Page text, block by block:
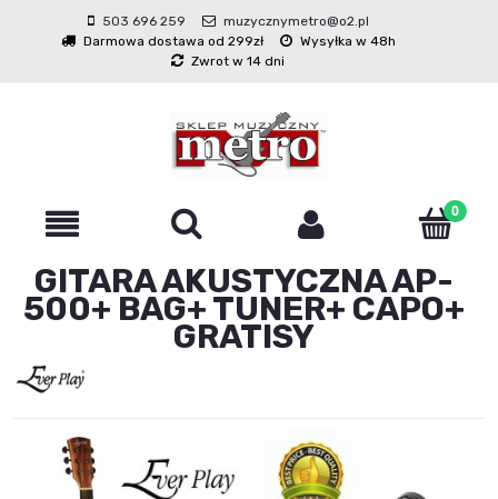
503 696 259
muzycznymetro@o2.pl
Darmowa dostawa od 299zł
Wysyłka w 48h
Zwrot w 14 dni
GITARA AKUSTYCZNA AP-
500+ BAG+ TUNER+ CAPO+
GRATISY